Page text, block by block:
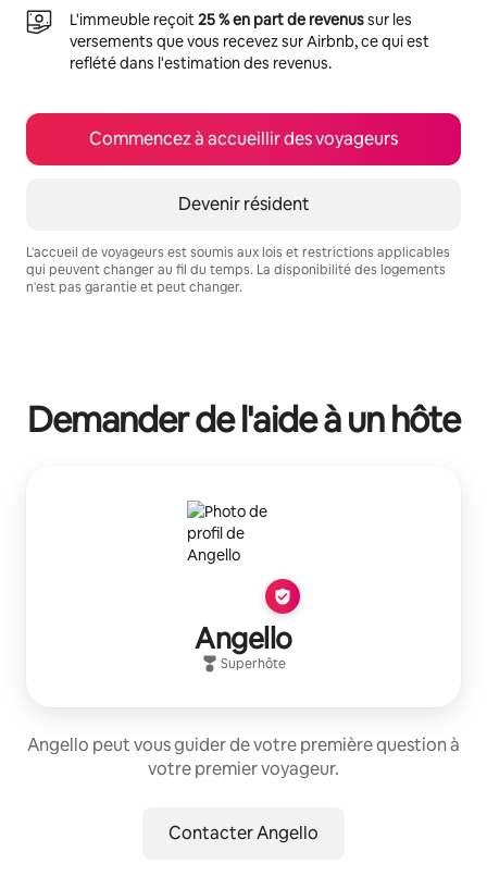
L'immeuble reçoit25 % en part de revenussur les
versements que vous recevez sur Airbnb, ce qui est
reflété dans l'estimation des revenus.
Commencez à accueillir des voyageurs
Devenir résident
L'accueil de voyageurs est soumis aux lois et restrictions applicables
qui peuvent changer au fil du temps. La disponibilité des logements
n'est pas garantie et peut changer.
Demander de l'aide à un hôte
Angello
Superhôte
Angello peut vous guider de votre première question à
votre premier voyageur.
Contacter Angello